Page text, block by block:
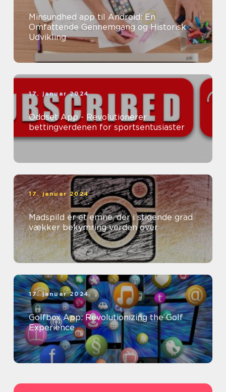
Minsundhed app til Android: En
Omfattende Gennemgang og Historisk
Udvikling
17. januar 2024
Oddset App - Revolutionerer
bettingverdenen for sportsentusiaster
17. januar 2024
Madspild er et emne, der i stigende grad
vækker bekymring verden over
17. januar 2024
Golfbox App: Revolutionizing the Golf
Experience